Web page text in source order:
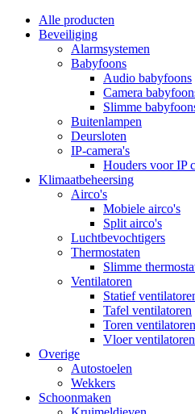
Alle producten
Beveiliging
Alarmsystemen
Babyfoons
Audio babyfoons
Camera
Slimme
Buitenlampen
Deursloten
IP-camera's
Houders voor IP
Klimaatbeheersing
Airco's
Mobiele airco's
Split airco's
Luchtbevochtigers
Thermostaten
Slimme
Ventilatoren
Statief
Tafel ventilatoren
Toren ventilatoren
Vloer ventilatoren
Overige
Autostoelen
Wekkers
Schoonmaken